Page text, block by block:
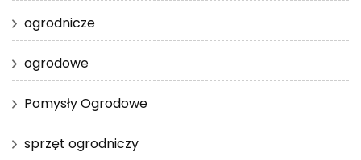
ogrodnicze
ogrodowe
Pomysły Ogrodowe
sprzęt ogrodniczy